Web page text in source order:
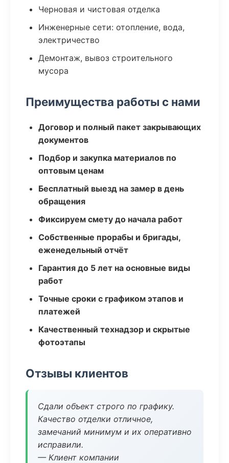
Черновая и чистовая отделка
Инженерные сети: отопление, вода,
электричество
Демонтаж, вывоз строительного
мусора
Преимущества работы с нами
Договор и полный пакет закрывающих
документов
Подбор и закупка материалов по
оптовым ценам
Бесплатный выезд на замер в день
обращения
Фиксируем смету до начала работ
Собственные прорабы и бригады,
еженедельный отчёт
Гарантия до 5 лет на основные виды
работ
Точные сроки с графиком этапов и
платежей
Качественный технадзор и скрытые
фотоэтапы
Отзывы клиентов
Сдали объект строго по графику.
Качество отделки отличное,
замечаний минимум и их оперативно
исправили.
— Клиент компании